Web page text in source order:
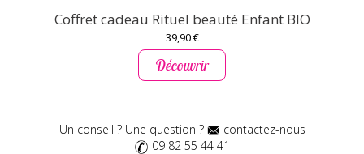
Coffret cadeau Rituel beauté Enfant BIO
39,90 €
Découvrir
Un conseil ? Une question ?
contactez-nous
09 82 55 44 41